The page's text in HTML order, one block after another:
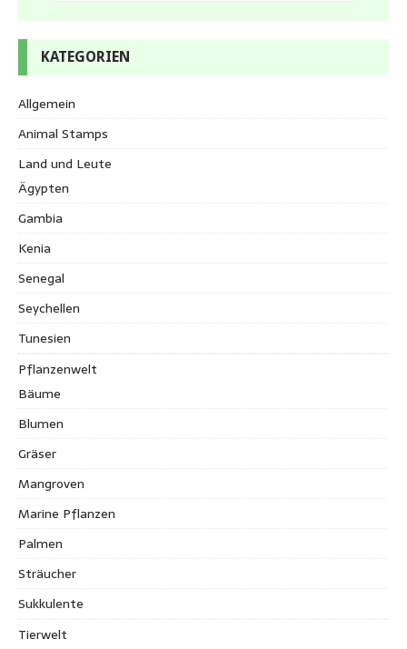
KATEGORIEN
Allgemein
Animal Stamps
Land und Leute
Ägypten
Gambia
Kenia
Senegal
Seychellen
Tunesien
Pflanzenwelt
Bäume
Blumen
Gräser
Mangroven
Marine Pflanzen
Palmen
Sträucher
Sukkulente
Tierwelt